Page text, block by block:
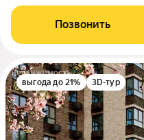
Позвонить
выгода до 21% 3D-тур